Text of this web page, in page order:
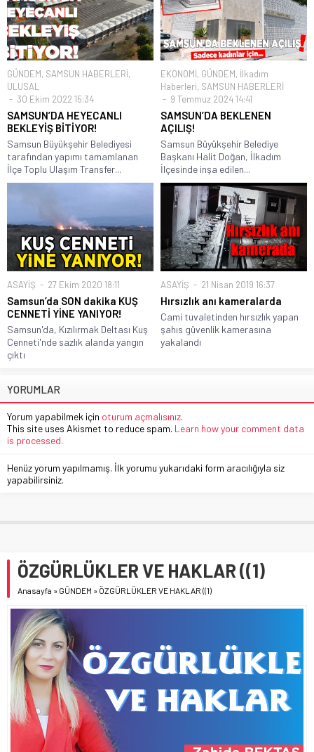
GÜNDEM, SAMSUN HABERLERİ,
ULUSAL
30 Ekim 2022 15:34
SAMSUN’DA HEYECANLI
BEKLEYİŞ BİTİYOR!
Samsun Büyükşehir Belediyesi
tarafından yapımı tamamlanan
İlçe Toplu Ulaşım Transfer...
EKONOMİ, GÜNDEM, İlkadım
Haberleri, SAMSUN HABERLERİ
9 Temmuz 2024 14:41
SAMSUN’DA BEKLENEN
AÇILIŞ!
Samsun Büyükşehir Belediye
Başkanı Halit Doğan, İlkadım
İlçesinde inşa edilen...
ASAYİŞ 27 Ekim 2020 18:11
Samsun’da SON dakika KUŞ
CENNETİ YİNE YANIYOR!
Samsun'da, Kızılırmak Deltası Kuş
Cenneti'nde sazlık alanda yangın
çıktı
ASAYİŞ 21 Nisan 2019 16:37
Hırsızlık anı kameralarda
Cami tuvaletinden hırsızlık yapan
şahıs güvenlik kamerasına
yakalandı
YORUMLAR
Yorum yapabilmek için oturum açmalısınız.
This site uses Akismet to reduce spam. Learn how your comment data
is processed.
Henüz yorum yapılmamış. İlk yorumu yukarıdaki form aracılığıyla siz
yapabilirsiniz.
ÖZGÜRLÜKLER VE HAKLAR ((1)
Anasayfa » GÜNDEM » ÖZGÜRLÜKLER VE HAKLAR ((1)